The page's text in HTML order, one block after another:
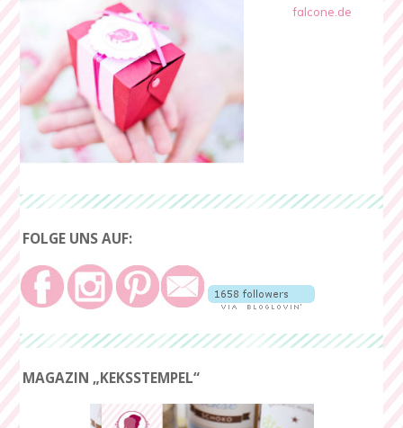
falcone.de
FOLGE UNS AUF:
MAGAZIN „KEKSSTEMPEL“